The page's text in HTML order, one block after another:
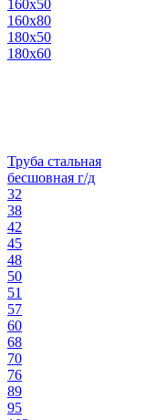
160х50
160х80
180х50
180х60
Труба стальная
бесшовная г/д
32
38
42
45
48
50
51
57
60
68
70
76
89
95